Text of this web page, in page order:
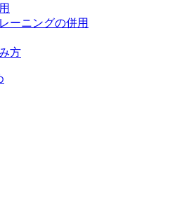
ーニングの併用
方